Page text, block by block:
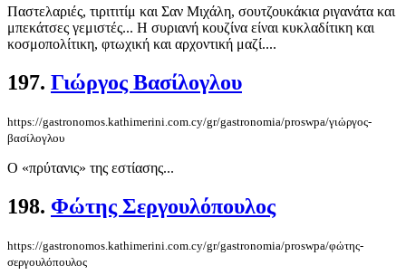
Παστελαριές, τιριτιτίμ και Σαν Μιχάλη, σουτζουκάκια ριγανάτα και
μπεκάτσες γεμιστές... Η συριανή κουζίνα είναι κυκλαδίτικη και
κοσμοπολίτικη, φτωχική και αρχοντική μαζί....
197. Γιώργος Βασίλογλου
https://gastronomos.kathimerini.com.cy/gr/gastronomia/proswpa/γιώργος-
βασίλογλου
Ο «πρύτανις» της εστίασης...
198. Φώτης Σεργουλόπουλος
https://gastronomos.kathimerini.com.cy/gr/gastronomia/proswpa/φώτης-
σεργουλόπουλος